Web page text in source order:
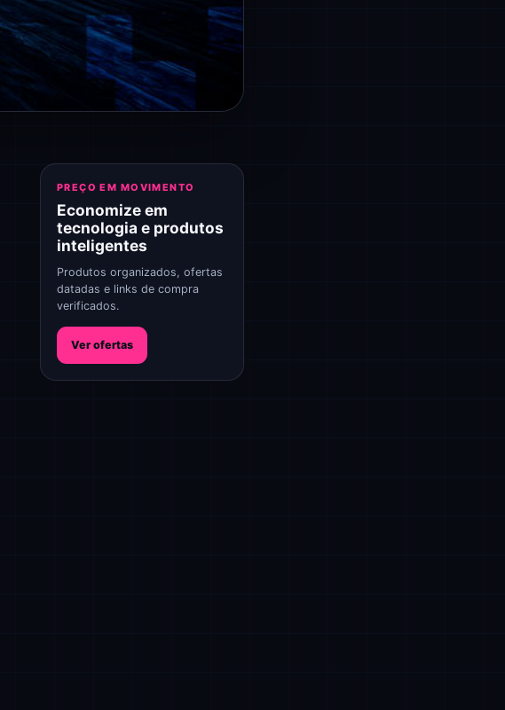
PREÇO EM MOVIMENTO
Economize em
tecnologia e produtos
inteligentes
Produtos organizados, ofertas
datadas e links de compra
verificados.
Ver ofertas